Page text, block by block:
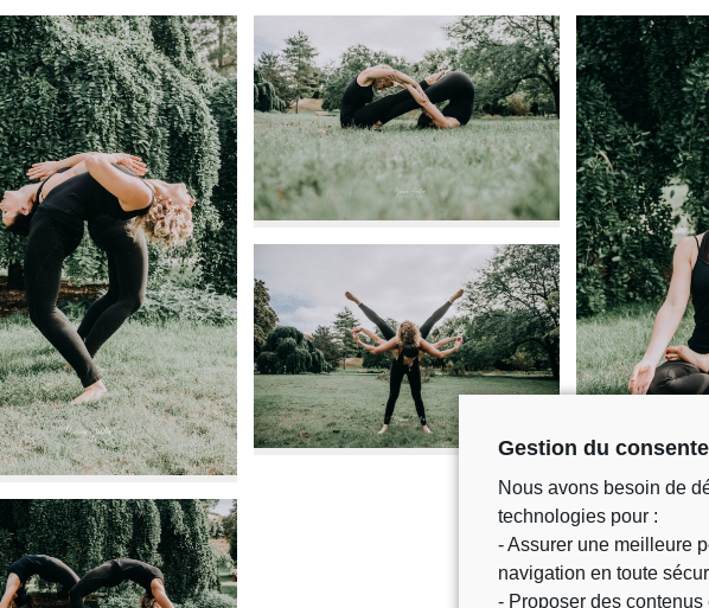
Gestion du
Nous avons besoin de
technologies pour :
- Assurer une meilleure
navigation en toute
- Proposer des